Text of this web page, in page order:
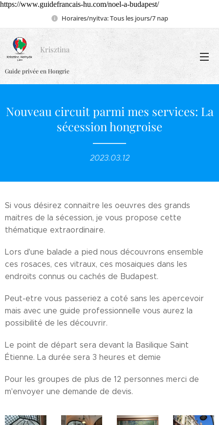
https://www.guidefrancais-hu.com/noel-a-budapest/
Horaires/nyitva: Tous les jours/7 nap
Krisztina
Guide privée en Hongrie
Nouveau circuit parmi mes services: La
sécession hongroise
2023.03.12
Si vous désirez connaitre les oeuvres des grands
maitres de la sécession, je vous propose cette
thématique extraordinaire.
Lors d'une balade a pied nous découvrons ensemble
ces rosaces, ces vitraux, ces mosaiques dans les
endroits connus ou cachés de Budapest.
Peut-etre vous passeriez a coté sans les apercevoir
mais avec une guide professionnelle vous aurez la
possibilité de les découvrir.
Le point de départ sera devant la Basilique Saint
Étienne. La durée sera 3 heures et demie
Pour les groupes de plus de 12 personnes merci de
m'envoyer une demande de devis.